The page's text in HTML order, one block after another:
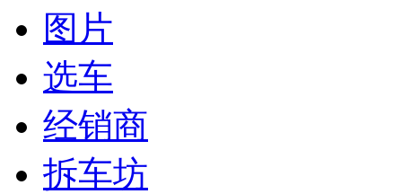
图片
选车
经销商
拆车坊